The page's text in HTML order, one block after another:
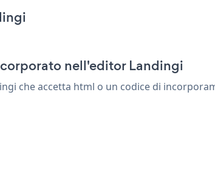
nell'editor Landingi
che accetta html o un codice di